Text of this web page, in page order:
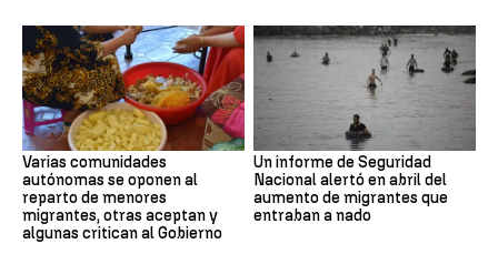
Varias comunidades
autónomas se oponen al
reparto de menores
migrantes, otras aceptan y
algunas critican al Gobierno
Un informe de Seguridad
Nacional alertó en abril del
aumento de migrantes que
entraban a nado